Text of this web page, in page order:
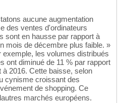
aucune augmentation
des ventes d'ordinateurs
sont en hausse par rapport à
mois de décembre plus faible. »
exemple, les volumes distribués
ont diminué de 11 % par rapport
à 2016. Cette baisse, selon
cynisme croissant des
de shopping. Ce
marchés européens.